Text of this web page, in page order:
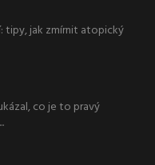
tipy, jak zmírnit atopický
co je to pravý